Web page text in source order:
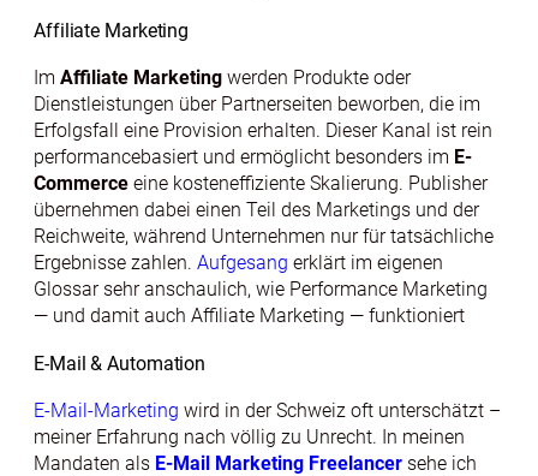
Affiliate Marketing
Im Affiliate Marketing werden Produkte oder
Dienstleistungen über Partnerseiten beworben, die im
Erfolgsfall eine Provision erhalten. Dieser Kanal ist rein
performancebasiert und ermöglicht besonders im E-
Commerce eine kosteneffiziente Skalierung. Publisher
übernehmen dabei einen Teil des Marketings und der
Reichweite, während Unternehmen nur für tatsächliche
Ergebnisse zahlen. Aufgesang erklärt im eigenen
Glossar sehr anschaulich, wie Performance Marketing
— und damit auch Affiliate Marketing — funktioniert
E-Mail & Automation
E-Mail-Marketing wird in der Schweiz oft unterschätzt –
meiner Erfahrung nach völlig zu Unrecht. In meinen
Mandaten als E-Mail Marketing Freelancer sehe ich